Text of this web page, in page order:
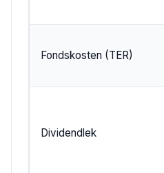
Fondskosten (TER)
Dividendlek